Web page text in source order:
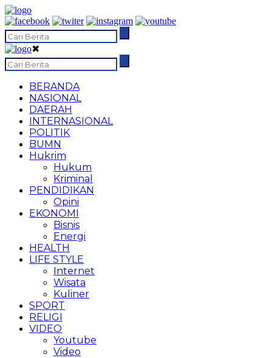
✖
BERANDA
NASIONAL
DAERAH
INTERNASIONAL
POLITIK
BUMN
Hukrim
Hukum
Kriminal
PENDIDIKAN
Opini
EKONOMI
Bisnis
Energi
HEALTH
LIFE STYLE
Internet
Wisata
Kuliner
SPORT
RELIGI
VIDEO
Youtube
Video